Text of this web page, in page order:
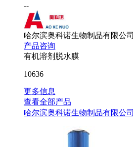
--
哈尔滨奥科诺生物制品有限公司
产品咨询
有机溶剂脱水膜
10636
更多信息
查看全部产品
哈尔滨奥科诺生物制品有限公司